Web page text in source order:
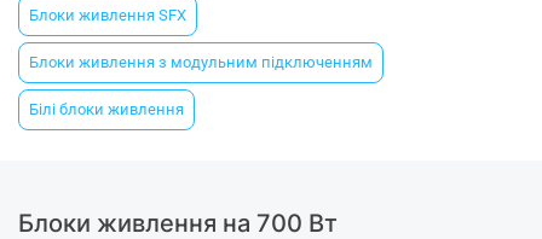
Блоки живлення SFX
Блоки живлення з модульним підключенням
Білі блоки живлення
Блоки живлення на 700 Вт